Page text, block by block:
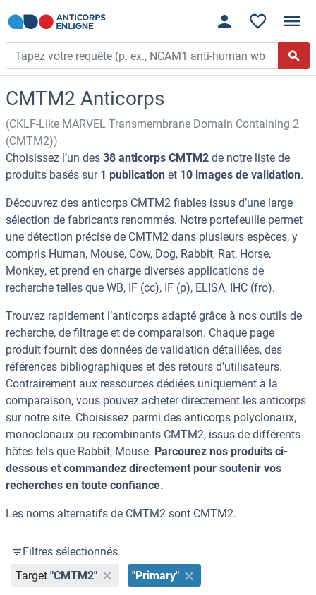
CMTM2 Anticorps
(CKLF-Like MARVEL Transmembrane Domain Containing 2
(CMTM2))
Choisissez l’un des 38 anticorps CMTM2 de notre liste de
produits basés sur 1 publication et 10 images de validation.
Découvrez des anticorps CMTM2 fiables issus d’une large
sélection de fabricants renommés. Notre portefeuille permet
une détection précise de CMTM2 dans plusieurs espèces, y
compris Human, Mouse, Cow, Dog, Rabbit, Rat, Horse,
Monkey, et prend en charge diverses applications de
recherche telles que WB, IF (cc), IF (p), ELISA, IHC (fro).
Trouvez rapidement l’anticorps adapté grâce à nos outils de
recherche, de filtrage et de comparaison. Chaque page
produit fournit des données de validation détaillées, des
références bibliographiques et des retours d’utilisateurs.
Contrairement aux ressources dédiées uniquement à la
comparaison, vous pouvez acheter directement les anticorps
sur notre site. Choisissez parmi des anticorps polyclonaux,
monoclonaux ou recombinants CMTM2, issus de différents
hôtes tels que Rabbit, Mouse. Parcourez nos produits ci-
dessous et commandez directement pour soutenir vos
recherches en toute confiance.
Les noms alternatifs de CMTM2 sont CMTM2.
Filtres sélectionnés
Target "CMTM2" "Primary"